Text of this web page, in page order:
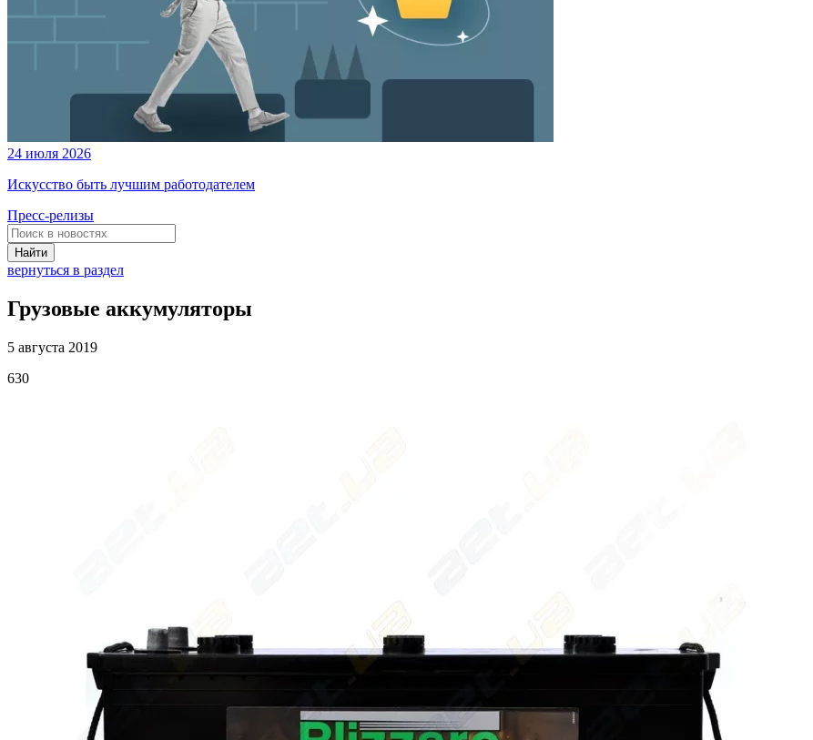
24 июля 2026
Искусство быть лучшим работодателем
Пресс-релизы
Найти
вернуться в раздел
Грузовые аккумуляторы
5 августа 2019
630